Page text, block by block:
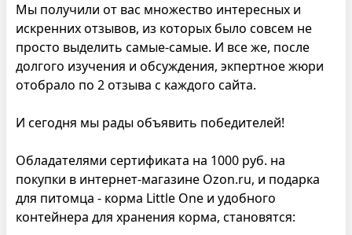
Мы получили от вас множество интересных и
искренних отзывов, из которых было совсем не
просто выделить самые-самые. И все же, после
долгого изучения и обсуждения, экпертное жюри
отобрало по 2 отзыва с каждого сайта.
И сегодня мы рады объявить победителей!
Обладателями сертификата на 1000 руб. на
покупки в интернет-магазине Ozon.ru, и подарка
для питомца - корма Little One и удобного
контейнера для хранения корма, становятся: